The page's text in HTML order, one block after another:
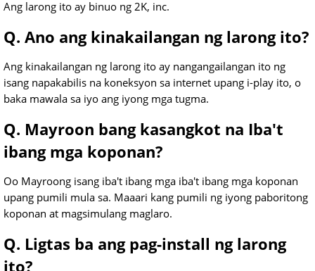
Ang larong ito ay binuo ng 2K, inc.
Q. Ano ang kinakailangan ng larong ito?
Ang kinakailangan ng larong ito ay nangangailangan ito ng
isang napakabilis na koneksyon sa internet upang i-play ito, o
baka mawala sa iyo ang iyong mga tugma.
Q. Mayroon bang kasangkot na Iba't
ibang mga koponan?
Oo Mayroong isang iba't ibang mga iba't ibang mga koponan
upang pumili mula sa. Maaari kang pumili ng iyong paboritong
koponan at magsimulang maglaro.
Q. Ligtas ba ang pag-install ng larong
ito?